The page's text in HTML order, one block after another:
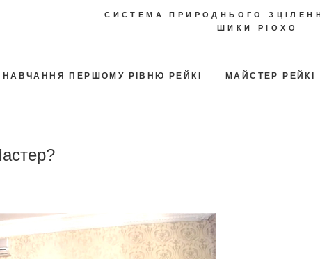
СИСТЕМА ПРИРОДНЬОГО
ШИКИ РІОХО
НАВЧАННЯ ПЕРШОМУ РІВНЮ РЕЙКІ МАЙСТЕР РЕЙКІ